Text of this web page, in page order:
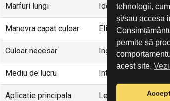
tehnologii,
și/sau accesa
permite să
acest site.
Accept
Marfuri lungi Ideal - tevi, profile,
Manevra capat culoar Eliminata complet
Culoar necesar Ingust - sarcina pe
Mediu de lucru Interior si exterior
Aplicatie principala Lemn, metal, sticla,